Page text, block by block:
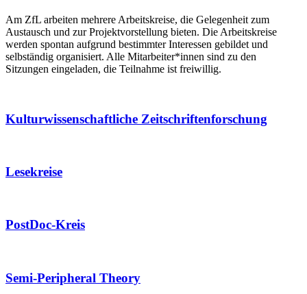
Am ZfL arbeiten mehrere Arbeitskreise, die Gelegenheit zum
Austausch und zur Projektvorstellung bieten. Die Arbeitskreise
werden spontan aufgrund bestimmter Interessen gebildet und
selbständig organisiert. Alle Mitarbeiter*innen sind zu den
Sitzungen eingeladen, die Teilnahme ist freiwillig.
Kulturwissenschaftliche Zeitschriftenforschung
Lesekreise
PostDoc-Kreis
Semi-Peripheral Theory